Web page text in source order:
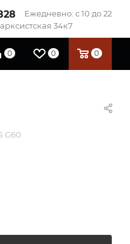
Ежедневно: с 10 до 22
34к7
0 0 0
G60